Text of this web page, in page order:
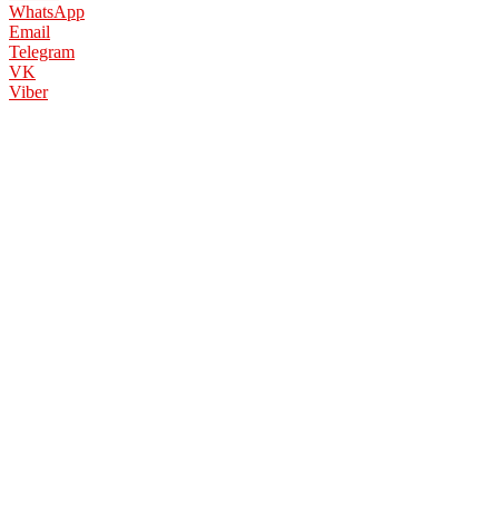
WhatsApp
Email
Telegram
VK
Viber